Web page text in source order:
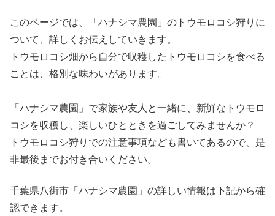
このページでは、「ハナシマ農園」のトウモロコシ狩りに
ついて、詳しくお伝えしていきます。
トウモロコシ畑から自分で収穫したトウモロコシを食べる
ことは、格別な味わいがあります。
「ハナシマ農園」で家族や友人と一緒に、新鮮なトウモロ
コシを収穫し、楽しいひとときを過ごしてみませんか？
トウモロコシ狩りでの注意事項なども書いてあるので、是
非最後までお付き合いください。
千葉県八街市「ハナシマ農園」の詳しい情報は下記から確
認できます。